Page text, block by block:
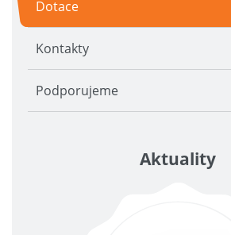
Dotace
Kontakty
Podporujeme
Aktuality